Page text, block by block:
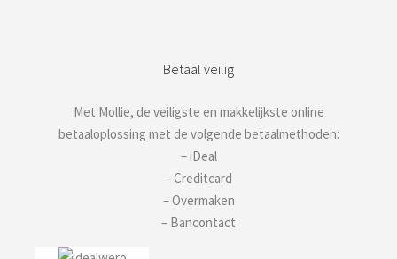
Betaal veilig
Met Mollie, de veiligste en makkelijkste online
betaaloplossing met de volgende betaalmethoden:
– iDeal
– Creditcard
– Overmaken
– Bancontact